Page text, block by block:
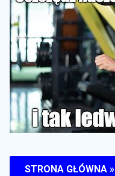
STRONA GŁÓWNA »